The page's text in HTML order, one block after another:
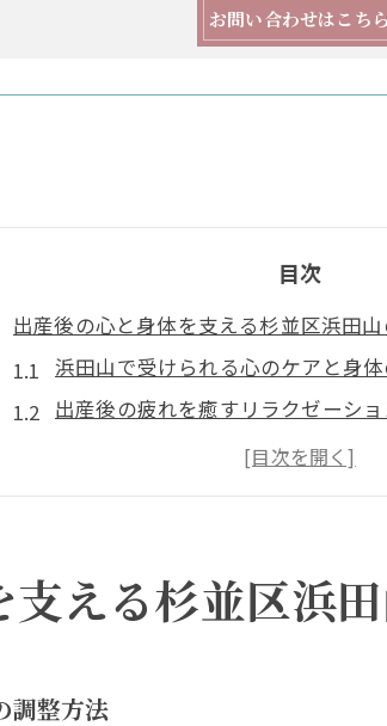
お問い合わせはこちら
目次
出産後の心と身体を支える杉並区浜田
浜田山で受けられる心のケアと身
出産後の疲れを癒すリラクゼーシ
専門家によるオーダーメイドサポー
マタニティケアがもたらす心の安
浜田山で安心して受けられるケアの
浜田山の専門家が教える!産後ケアで心
心と身体を整える整体の重要性
える杉並区浜
調整方法